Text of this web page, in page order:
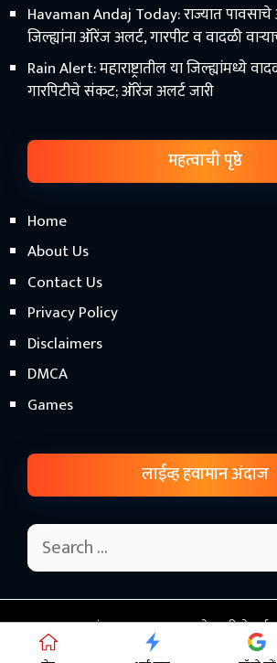
Havaman Andaj Today: राज्यात
जिल्ह्यांना ऑरेंज अलर्ट, गारपीट व वादळी
Rain Alert: महाराष्ट्रातील या जिल्ह्यांमध्ये
गारपिटीचे संकट; ऑरेंज अलर्ट जारी
महत्वाची पृष्ठे
Home
About Us
Contact Us
Privacy Policy
Disclaimers
DMCA
Games
लाईव्ह हवामान अंदाज
© हवामान अंदाज महाराष्ट्र 2026 - शेतकरी
onThis Cloud Hosting